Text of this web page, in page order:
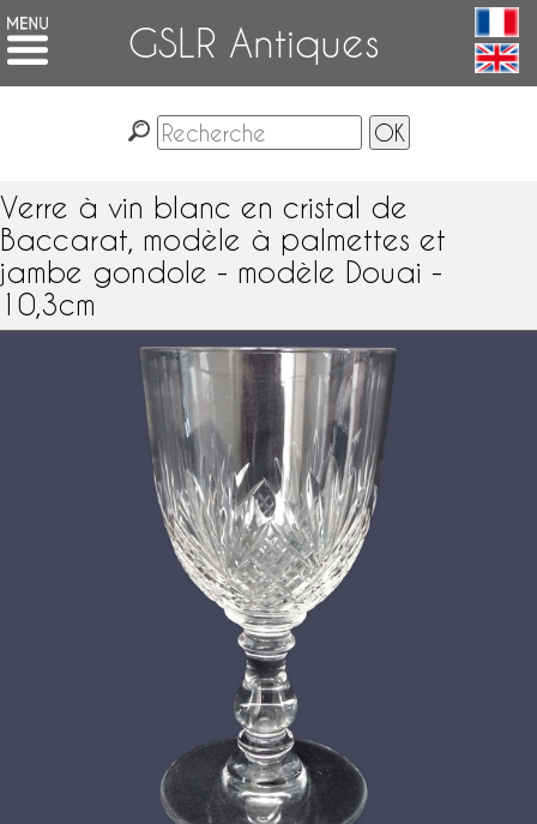
GSLR Antiques
Verre à vin blanc en cristal de
Baccarat, modèle à palmettes et
jambe gondole - modèle Douai -
10,3cm